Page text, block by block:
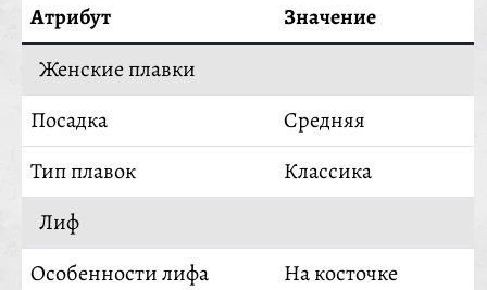
Атрибут
Значение
Женские плавки
Посадка
Средняя
Тип плавок
Классика
Лиф
Особенности лифа
На косточке